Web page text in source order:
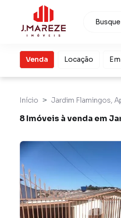
Venda Locação
Início Jardim Flamingos,
8 Imóveis à venda em